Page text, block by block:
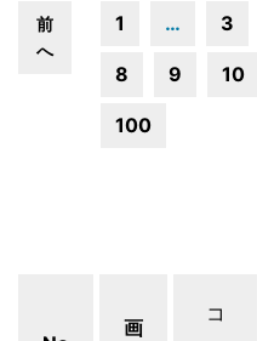
前
へ
1 … 3
8 9 10
100
画
コ